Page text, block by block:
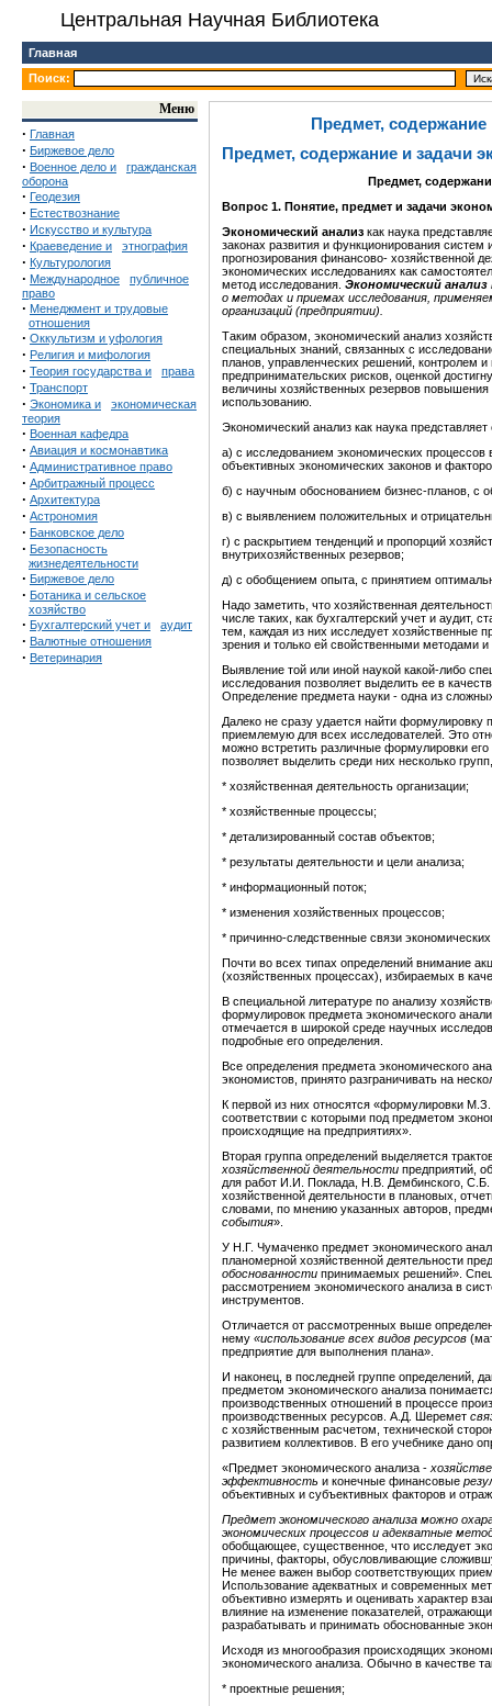
Центральная Научная Библиотека
Главная
Поиск:
Меню
· Главная
· Биржевое дело
· Военное дело и
гражданская
оборона
· Геодезия
· Естествознание
· Искусство и культура
· Краеведение и этнография
· Культурология
· Международное
публичное
право
· Менеджмент и трудовые
отношения
· Оккультизм и уфология
· Религия и мифология
· Теория государства и права
· Транспорт
· Экономика и
экономическая
теория
· Военная кафедра
· Авиация и космонавтика
· Административное право
· Арбитражный процесс
· Архитектура
· Астрономия
· Банковское дело
· Безопасность
жизнедеятельности
· Биржевое дело
· Ботаника и сельское
хозяйство
· Бухгалтерский учет и аудит
· Валютные отношения
· Ветеринария
Предмет, содержание
Предмет, содержание и задачи
Предмет,
Вопрос 1. Понятие, предмет и задачи
Экономический анализ как наука
законах развития и функционирования систем
прогнозирования финансово- хозяйственной
экономических исследованиях как
метод исследования. Экономический анализ
о методах и приемах исследования, применяе
организаций (предприятии).
Таким образом, экономический анализ
специальных знаний, связанных с
планов, управленческих решений, контролем
предпринимательских рисков, оценкой
величины хозяйственных резервов
использованию.
Экономический анализ как наука
а) с исследованием экономических
объективных экономических законов и
б) с научным обоснованием бизнес-планов, с
в) с выявлением положительных и
г) с раскрытием тенденций и пропорций
внутрихозяйственных резервов;
д) с обобщением опыта, с принятием
Надо заметить, что хозяйственная
числе таких, как бухгалтерский учет и аудит,
тем, каждая из них исследует хозяйственные
зрения и только ей свойственными методами
Выявление той или иной наукой какой-либо
исследования позволяет выделить ее в
Определение предмета науки - одна из
Далеко не сразу удается найти
приемлемую для всех исследователей. Это
можно встретить различные формулировки
позволяет выделить среди них несколько
* хозяйственная деятельность организации;
* хозяйственные процессы;
* детализированный состав объектов;
* результаты деятельности и цели анализа;
* информационный поток;
* изменения хозяйственных процессов;
* причинно-следственные связи
Почти во всех типах определений внимание
(хозяйственных процессах), избираемых в
В специальной литературе по анализу
формулировок предмета экономического
отмечается в широкой среде научных
подробные его определения.
Все определения предмета экономического
экономистов, принято разграничивать на
К первой из них относятся «формулировки
соответствии с которыми под предметом
происходящие на предприятиях».
Вторая группа определений выделяется
хозяйственной деятельности предприятий,
для работ И.И. Поклада, Н.В. Дембинского,
хозяйственной деятельности в плановых,
словами, по мнению указанных авторов,
события».
У Н.Г. Чумаченко предмет экономического
планомерной хозяйственной деятельности
обоснованности принимаемых решений».
рассмотрением экономического анализа в
инструментов.
Отличается от рассмотренных выше
нему «использование всех видов ресурсов
предприятие для выполнения плана».
И наконец, в последней группе
предметом экономического анализа
производственных отношений в процессе
производственных ресурсов. А.Д. Шеремет
с хозяйственным расчетом, технической
развитием коллективов. В его учебнике дано
«Предмет экономического анализа -
эффективность и конечные финансовые
объективных и субъективных факторов и
Предмет экономического анализа можно
экономических процессов и адекватные
обобщающее, существенное, что исследует
причины, факторы, обусловливающие
Не менее важен выбор соответствующих
Использование адекватных и современных
объективно измерять и оценивать характер
влияние на изменение показателей,
разрабатывать и принимать обоснованные
Исходя из многообразия происходящих
экономического анализа. Обычно в качестве
* проектные решения;